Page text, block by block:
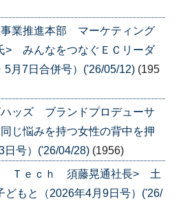
業推進本部 マーケティング
みんなをつなぐＥＣリーダ
5月7日合併号）('26/05/12) (195
ッズ ブランドプロデューサ
悩みを持つ女性の背中を押
日号）('26/04/28) (1956)
Ｔｅｃｈ 須藤晃通社長> 土
どもと（2026年4月9日号）('26/